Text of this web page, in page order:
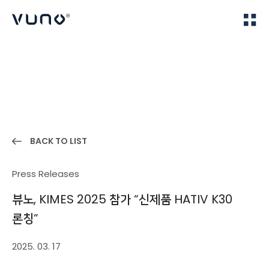
BACK TO LIST
Press Releases
뷰노, KIMES 2025 참가 “신제품 HATIV K30
론칭”
2025. 03. 17